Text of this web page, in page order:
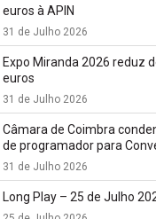
euros à APIN
31 de Julho 2026
Expo Miranda 2026 reduz
euros
31 de Julho 2026
Câmara de Coimbra
de programador para
31 de Julho 2026
Long Play – 25 de Julho